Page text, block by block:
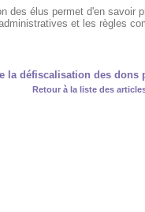
des élus permet d'en savoir
et les règles
la défiscalisation des dons
Retour à la liste des